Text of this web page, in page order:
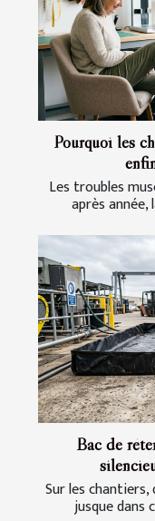
Pourquoi les
Les troubles
après année,
Bac de
Sur les
jusque dans